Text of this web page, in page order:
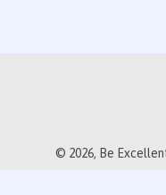
© 2026, Be